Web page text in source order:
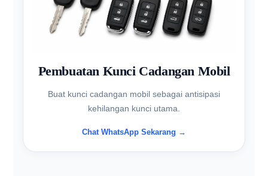
Pembuatan Kunci Cadangan Mobil
Buat kunci cadangan mobil sebagai antisipasi
kehilangan kunci utama.
Chat WhatsApp Sekarang →